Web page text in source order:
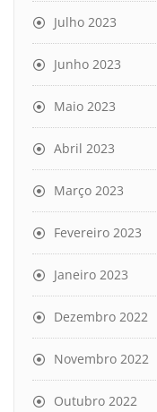
Julho 2023
Junho 2023
Maio 2023
Abril 2023
Março 2023
Fevereiro 2023
Janeiro 2023
Dezembro 2022
Novembro 2022
Outubro 2022